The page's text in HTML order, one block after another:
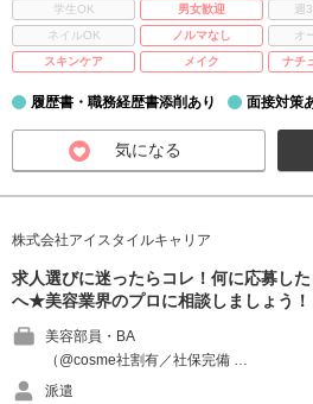
学生OK
男女歓迎 週
ネイルOK
ノルマなし オ
スキンケア
メイク ナチ
履歴書・職務経歴書添削あり 面接対策
気になる
株式会社アイスタイルキャリア
求人選びに迷ったらコレ！何に応募し
へ★美容業界のプロに相談しましょう！
美容部員・BA
（@cosme社割有／社保完備 …
派遣